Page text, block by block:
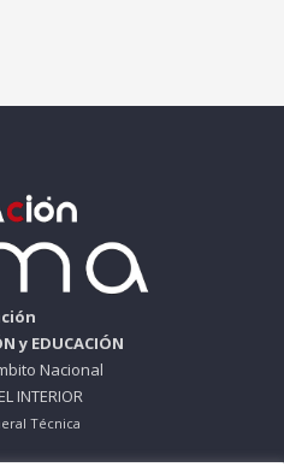
y EDUCACIÓN
Nacional
INTERIOR
Técnica